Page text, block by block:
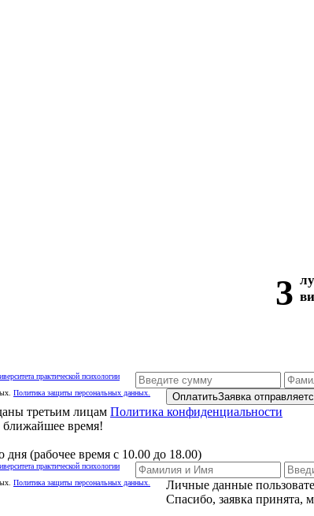
3
практической психологии
Политика защиты персональных данных. ОплатитьЗаявка
третьим лицам Политика конфиденциальности
ближайшее время!
(рабочее время с 10.00 до 18.00)
практической психологии
Политика защиты персональных данных. Личные данные
Спасибо, заявка